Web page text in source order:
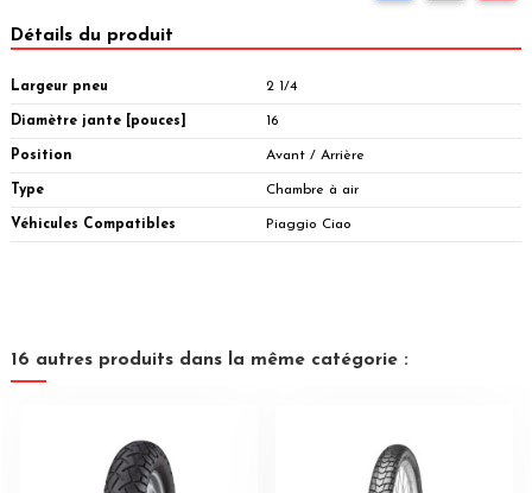
Détails du produit
Largeur pneu 2 1/4
Diamètre jante [pouces] 16
Position Avant / Arrière
Type Chambre à air
Véhicules Compatibles Piaggio Ciao
16 autres produits dans la même catégorie :